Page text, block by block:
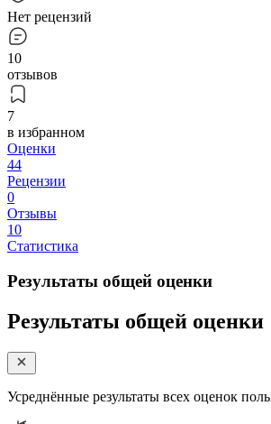
Нет рецензий
10
отзывов
7
в избранном
Оценки
44
Рецензии
0
Отзывы
10
Статистика
Результаты общей оценки
Результаты общей оценки
Усреднённые результаты всех оценок